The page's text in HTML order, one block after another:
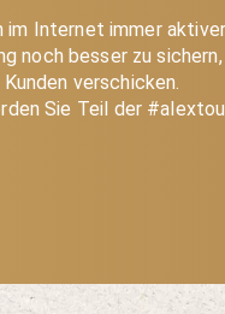
Internet immer
noch besser zu
verschicken.
Sie Teil der